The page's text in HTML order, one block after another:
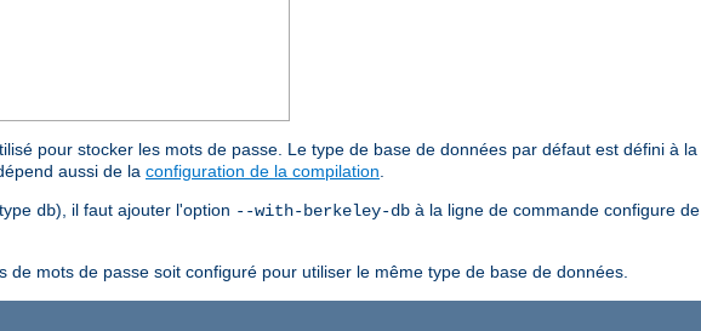
pour stocker les mots de passe. Le type de base de données par défaut est défini à la
aussi de la configuration de la compilation
db), il faut ajouter l'option --with-berkeley-db à la ligne de commande configure de
mots de passe soit configuré pour utiliser le même type de base de données.